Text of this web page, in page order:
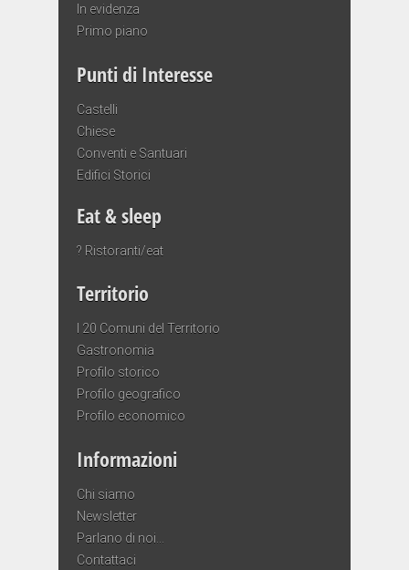
In evidenza
Primo piano
Punti di Interesse
Castelli
Chiese
Conventi e Santuari
Edifici Storici
Eat & sleep
? Ristoranti/eat
Territorio
I 20 Comuni del Territorio
Gastronomia
Profilo storico
Profilo geografico
Profilo economico
Informazioni
Chi siamo
Newsletter
Parlano di noi…
Contattaci